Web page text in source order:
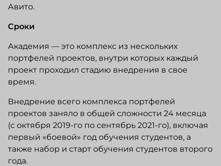
Авито.
Сроки
Академия — это комплекс из нескольких
портфелей проектов, внутри которых каждый
проект проходил стадию внедрения в свое
время.
Внедрение всего комплекса портфелей
проектов заняло в общей сложности 24 месяца
(с октября 2019-го по сентябрь 2021-го), включая
первый «боевой» год обучения студентов, а
также набор и старт обучения студентов второго
года.